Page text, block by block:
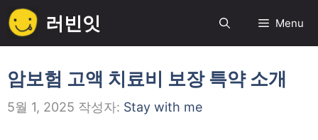
텐
츠
로
건
너
러빈잇 Menu
암보험 고액 치료비 보장 특약 소개
5월 1, 2025 작성자: Stay with me